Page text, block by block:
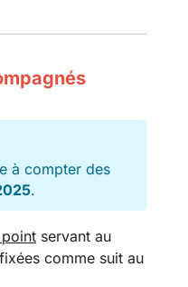
à compter des
.
servant au
comme suit au